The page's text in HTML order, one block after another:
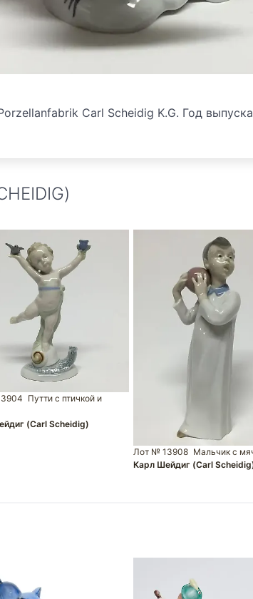
Carl Scheidig K.G. Год
Путти с птичкой и
(Carl Scheidig)
Лот № 13908 Мальчик с
Карл Шейдиг (Carl